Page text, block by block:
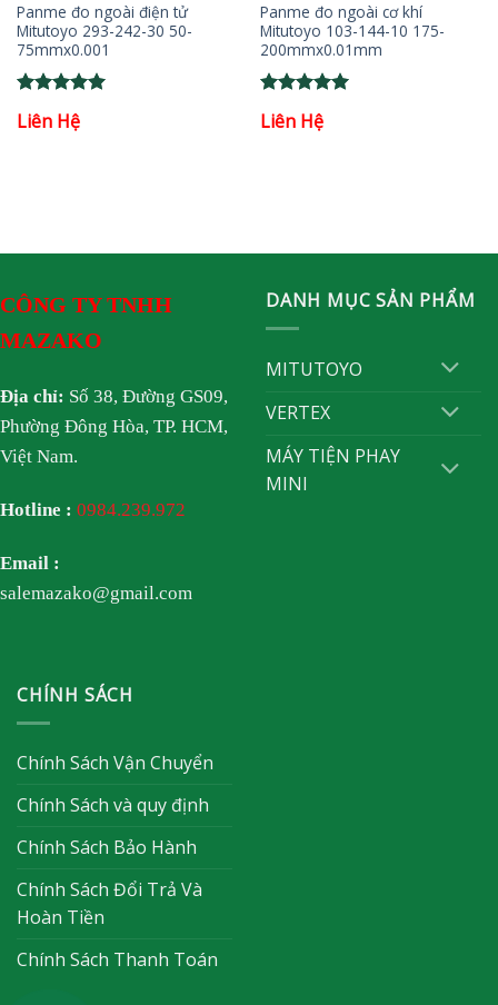
Panme đo ngoài điện tử
Mitutoyo 293-242-30 50-
75mmx0.001
out of 5
Liên Hệ
Panme đo ngoài cơ khí
Mitutoyo 103-144-10 175-
200mmx0.01mm
out of 5
Liên Hệ
CÔNG TY TNHH
MAZAKO
Địa chỉ: Số 38, Đường GS09,
Phường Đông Hòa, TP. HCM,
Việt Nam.
Hotline : 0984.239.972
Email :
salemazako@gmail.com
DANH MỤC SẢN PHẨM
MITUTOYO
VERTEX
MÁY TIỆN PHAY
MINI
CHÍNH SÁCH
Chính Sách Vận Chuyển
Chính Sách và quy định
Chính Sách Bảo Hành
Chính Sách Đổi Trả Và
Hoàn Tiền
Chính Sách Thanh Toán